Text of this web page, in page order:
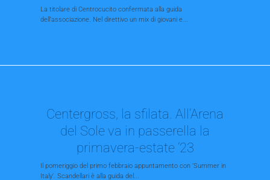
La titolare di Centrocucito confermata alla guida
dell’associazione. Nel direttivo un mix di giovani e...
Centergross, la sfilata. All’Arena
del Sole va in passerella la
primavera-estate ’23
Il pomeriggio del primo febbraio appuntamento con ‘Summer in
Italy’. Scandellari è alla guida del...